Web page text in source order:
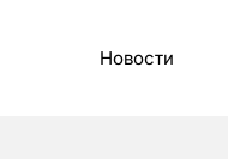
Новости